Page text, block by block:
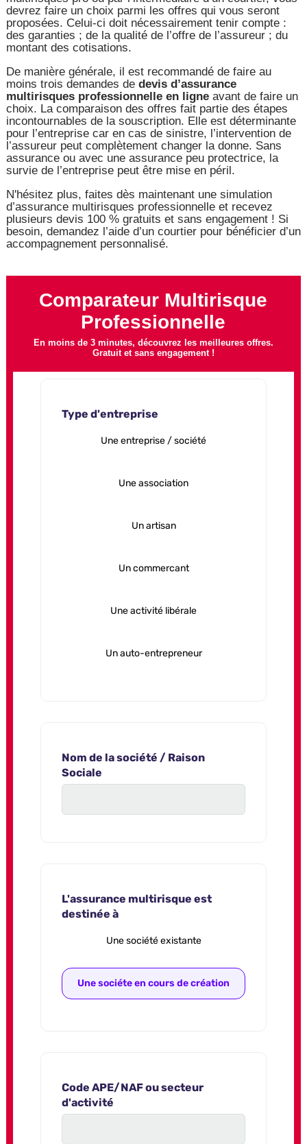
devrez faire un choix parmi les offres qui vous seront
proposées. Celui-ci doit nécessairement tenir compte :
des garanties ; de la qualité de l’offre de l’assureur ; du
montant des cotisations.
De manière générale, il est recommandé de faire au
moins trois demandes de devis d’assurance
multirisques professionnelle en ligneavant de faire un
choix. La comparaison des offres fait partie des étapes
incontournables de la souscription. Elle est déterminante
pour l’entreprise car en cas de sinistre, l’intervention de
l’assureur peut complètement changer la donne. Sans
assurance ou avec une assurance peu protectrice, la
survie de l’entreprise peut être mise en péril.
N'hésitez plus, faites dès maintenant une simulation
d’assurance multirisques professionnelle et recevez
plusieurs devis 100 % gratuits et sans engagement ! Si
besoin, demandez l’aide d’un courtier pour bénéficier d’un
accompagnement personnalisé.
Comparateur Multirisque
Professionnelle
En moins de 3 minutes, découvrez les meilleures offres.
Gratuit et sans engagement !